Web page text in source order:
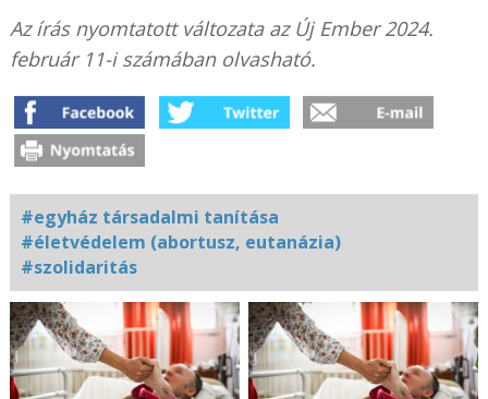
Az írás nyomtatott változata az Új Ember 2024.
február 11-i számában olvasható.
#egyház társadalmi tanítása
#életvédelem (abortusz, eutanázia)
#szolidaritás
Kapcsolódó
fotógaléria